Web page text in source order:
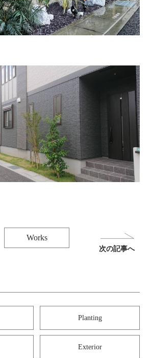
Works
次の記事へ
Planting
Exterior